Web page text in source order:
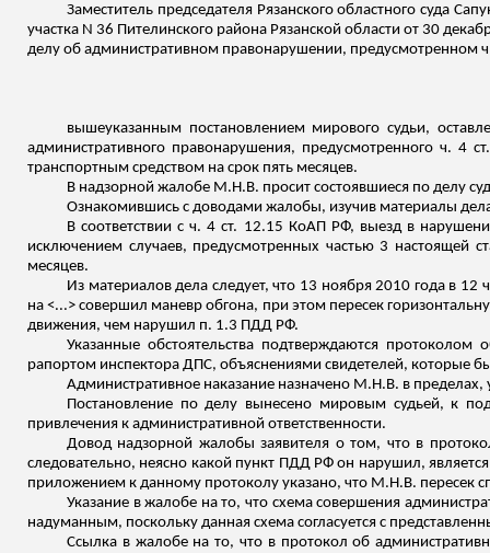
Заместитель председателя Рязанского областного суда
участка N 36 Пителинского района Рязанской области от 30
делу об административном правонарушении, предусмотренном
вышеуказанным постановлением мирового судьи,
административного правонарушения, предусмотренного ч. 4
транспортным средством на срок пять месяцев.
В надзорной жалобе М.Н.В. просит состоявшиеся по делу
Ознакомившись с доводами жалобы, изучив материалы
В соответствии с ч. 4 ст. 12.15 КоАП РФ, выезд в
исключением случаев, предусмотренных частью 3 настоящей
месяцев.
Из материалов дела следует, что 13 ноября 2010 года в
на <...> совершил маневр обгона, при этом пересек
движения, чем нарушил п. 1.3 ПДД РФ.
Указанные обстоятельства подтверждаются
рапортом инспектора ДПС, объяснениями свидетелей, которые
Административное наказание назначено М.Н.В. в пределах,
Постановление по делу вынесено мировым судьей, к
привлечения к административной ответственности.
Довод надзорной жалобы заявителя о том, что в
следовательно, неясно какой пункт ПДД РФ он нарушил,
приложением к данному протоколу указано, что М.Н.В.
Указание в жалобе на то, что схема совершения
надуманным, поскольку данная схема согласуется с
Ссылка в жалобе на то, что в протокол об